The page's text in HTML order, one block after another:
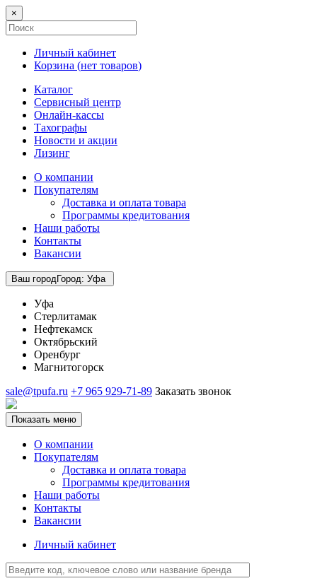
×
Личный кабинет
Корзина (нет товаров)
Каталог
Сервисный центр
Онлайн-кассы
Тахографы
Новости и акции
Лизинг
О компании
Покупателям
Доставка и оплата товара
Программы кредитования
Наши работы
Контакты
Вакансии
Ваш городГород: Уфа
Уфа
Стерлитамак
Нефтекамск
Октябрьский
Оренбург
Магнитогорск
sale@tpufa.ru +7 965 929-71-89 Заказать звонок
Показать меню
О компании
Покупателям
Доставка и оплата товара
Программы кредитования
Наши работы
Контакты
Вакансии
Личный кабинет